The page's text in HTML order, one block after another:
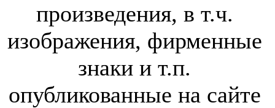
произведения, в т.ч.
изображения, фирменные
знаки и т.п.
опубликованные на сайте